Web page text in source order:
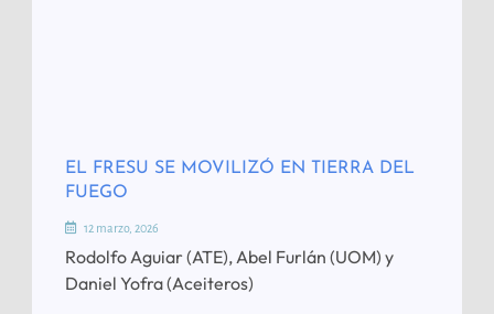
EL FRESU SE MOVILIZÓ EN TIERRA DEL
FUEGO
12 marzo, 2026
Rodolfo Aguiar (ATE), Abel Furlán (UOM) y
Daniel Yofra (Aceiteros)